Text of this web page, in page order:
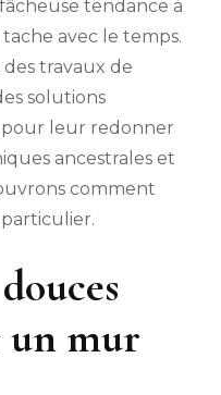
les
ses
blancs
tendance à
avec le temps.
travaux de
solutions
leur redonner
ancestrales et
comment
mur